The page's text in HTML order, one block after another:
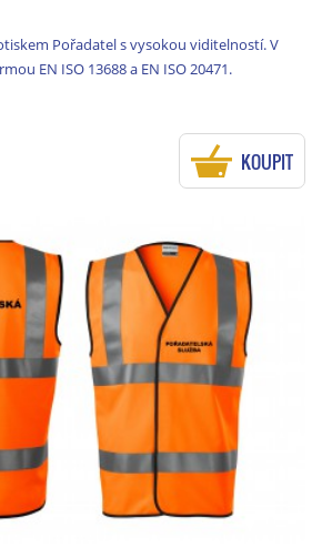
Pořadatel s vysokou viditelností. V
EN ISO 13688 a EN ISO 20471.
KOUPIT